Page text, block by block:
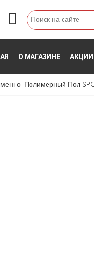
Поиск
О МАГАЗИНЕ АКЦИИ
Полимерный Пол